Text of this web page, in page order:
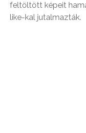
feltöltött képeit
like-kal jutalmazták.